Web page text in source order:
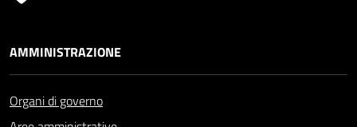
AMMINISTRAZIONE
Organi di governo